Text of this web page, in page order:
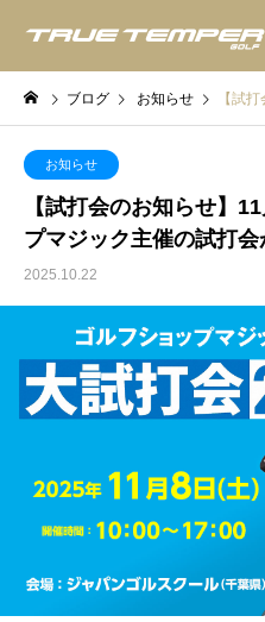
ブログ お知らせ 【試打会の
お知らせ
【試打会のお知らせ】
プマジック主催の試打
2025.10.22